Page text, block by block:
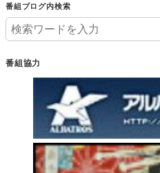
番組ブログ内検索
番組協力